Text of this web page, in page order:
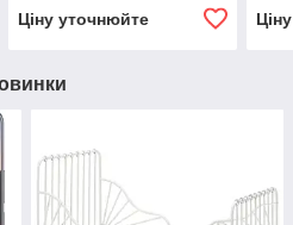
Ціну уточнюйте